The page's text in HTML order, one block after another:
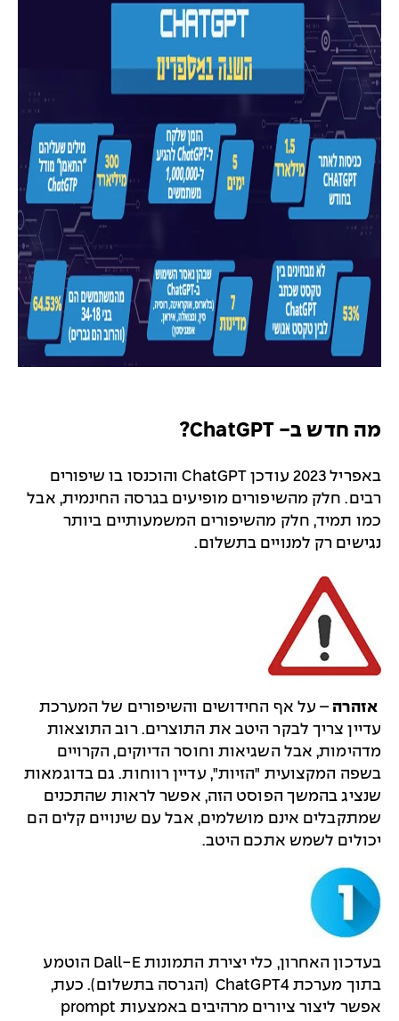
מה חדש ב- ChatGPT?
באפריל 2023 עודכן ChatGPT והוכנסו בו שיפורים
רבים. חלק מהשיפורים מופיעים בגרסה החינמית, אבל
כמו תמיד, חלק מהשיפורים המשמעותיים ביותר
נגישים רק למנויים בתשלום.
אזהרה– על אף החידושים והשיפורים של המערכת
עדיין צריך לבקר היטב את התוצרים. רוב התוצאות
מדהימות, אבל השגיאות וחוסר הדיוקים, הקרויים
בשפה המקצועית "הזיות", עדיין רווחות. גם בדוגמאות
שנציג בהמשך הפוסט הזה, אפשר לראות שהתכנים
שמתקבלים אינם מושלמים, אבל עם שינויים קלים הם
יכולים לשמש אתכם היטב.
בעדכון האחרון, כלי יצירת התמונות Dall-E הוטמע
בתוך מערכת ChatGPT4 (הגרסה בתשלום). כעת,
אפשר ליצור ציורים מרהיבים באמצעות prompt